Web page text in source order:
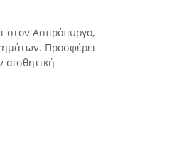
στον Ασπρόπυργο,
Προσφέρει
αισθητική